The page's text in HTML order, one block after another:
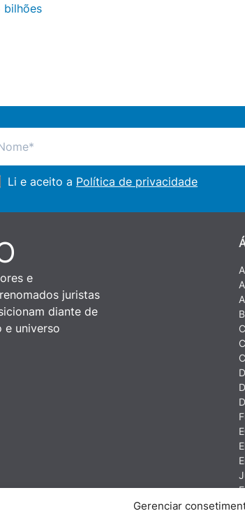
Gerenciar
bilhões
Li e aceito a Política de privacidade
e
juristas
diante de
e universo